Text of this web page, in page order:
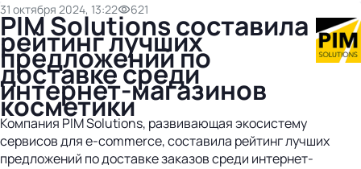
31 октября 2024, 13:22 621
PIM Solutions составила
рейтинг лучших
предложений по
доставке среди
интернет-магазинов
косметики
Компания PIM Solutions, развивающая экосистему
сервисов для e-commerce, составила рейтинг лучших
предложений по доставке заказов среди интернет-